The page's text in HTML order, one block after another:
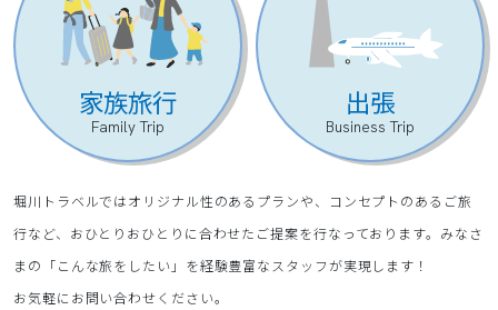
家族旅行
Family Trip
出張
Business Trip
堀川トラベルではオリジナル性のあるプランや、コンセプトのあるご旅
行など、おひとりおひとりに合わせたご提案を行なっております。みなさ
まの「こんな旅をしたい」を経験豊富なスタッフが実現します！
お気軽にお問い合わせください。